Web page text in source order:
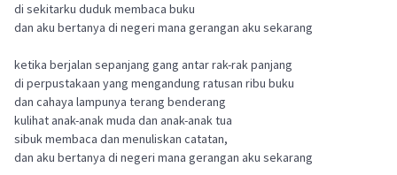
di sekitarku duduk membaca buku
dan aku bertanya di negeri mana gerangan aku sekarang
ketika berjalan sepanjang gang antar rak-rak panjang
di perpustakaan yang mengandung ratusan ribu buku
dan cahaya lampunya terang benderang
kulihat anak-anak muda dan anak-anak tua
sibuk membaca dan menuliskan catatan,
dan aku bertanya di negeri mana gerangan aku sekarang